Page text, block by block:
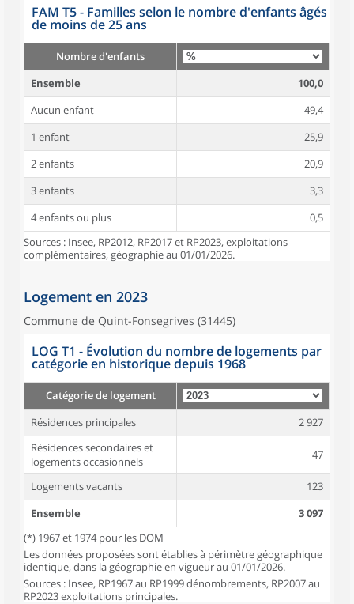
FAM T5 - Familles selon le nombre d'enfants âgés
de moins de 25 ans
Nombre d'enfants
Ensemble
100,0
Aucun enfant
49,4
1 enfant
25,9
2 enfants
20,9
3 enfants
3,3
4 enfants ou plus
0,5
Sources : Insee, RP2012, RP2017 et RP2023, exploitations
complémentaires, géographie au 01/01/2026.
Logement en 2023
Commune de Quint-Fonsegrives (31445)
LOG T1 - Évolution du nombre de logements par
catégorie en historique depuis 1968
Catégorie de logement
Résidences principales
2 927
Résidences secondaires et
logements occasionnels
47
Logements vacants
123
Ensemble
3 097
(*) 1967 et 1974 pour les DOM
Les données proposées sont établies à périmètre géographique
identique, dans la géographie en vigueur au 01/01/2026.
Sources : Insee, RP1967 au RP1999 dénombrements, RP2007 au
RP2023 exploitations principales.